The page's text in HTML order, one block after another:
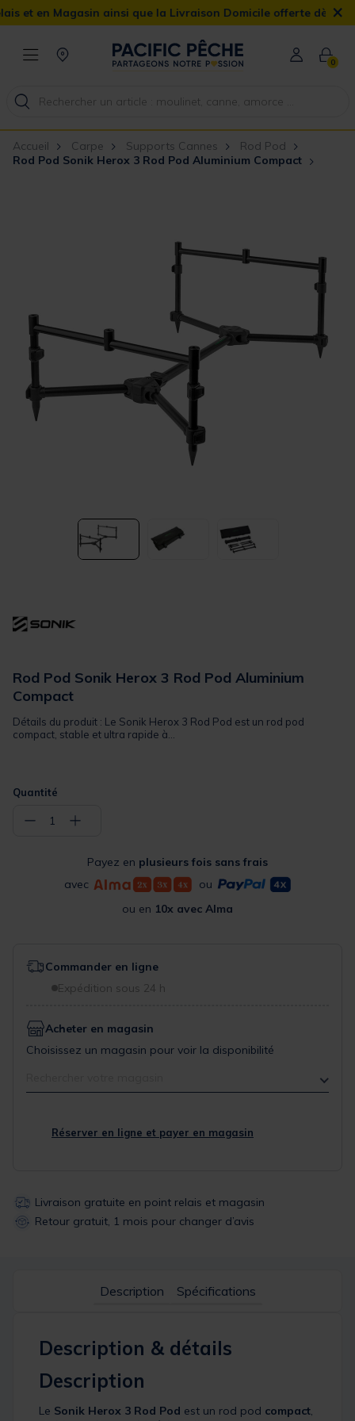
Magasin ainsi que la Livraison Domicile offerte dès 90€ ×
0
Accueil Carpe Supports Cannes
Rod Pod
Rod Pod Sonik Herox 3 Rod Pod Aluminium Compact
Rod Pod Sonik Herox 3 Rod Pod Aluminium
Compact
Détails du produit : Le Sonik Herox 3 Rod Pod est un rod pod
compact, stable et ultra rapide à...
Quantité
− 1 +
Payez en plusieurs fois sans frais
avec
ou
ou en 10x avec Alma
Commander en ligne
Expédition sous 24 h
Acheter en magasin
Choisissez un magasin pour voir la disponibilité
Réserver en ligne et payer en magasin
Livraison gratuite en point relais et magasin
Retour gratuit, 1 mois pour changer d’avis
Description Spécifications
Description & détails
Description
Le Sonik Herox 3 Rod Pod est un rod pod compact,